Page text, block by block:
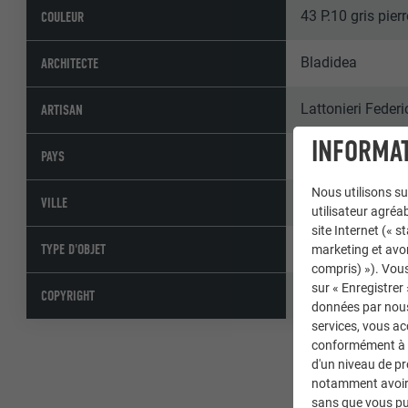
COULEUR 43 P.10 gris
ARCHITECTE Bladidea
ARTISAN Lattonieri
PAYS Italie
VILLE Champoluc
TYPE D'OBJET Hôtels et
COPYRIGHT © PREFA |
Nous utilisons
utilisateur
site Internet («
marketing et
compris) »).
sur « Enregistrer
données par
services, vous
conformément à
d'un niveau de
notamment
sans que vous